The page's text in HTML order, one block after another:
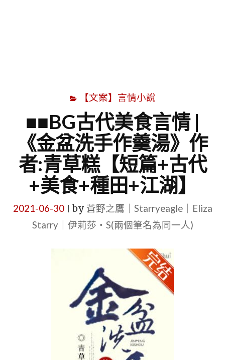
【文案】言情小說
■■BG古代美食言情 |
《金盆洗手作羹湯》作
者:青草糕【短篇+古代
+美食+種田+江湖】
2021-06-30| by 蒼野之鷹｜Starryeagle｜Eliza
Starry｜伊莉莎・S(兩個筆名為同一人)